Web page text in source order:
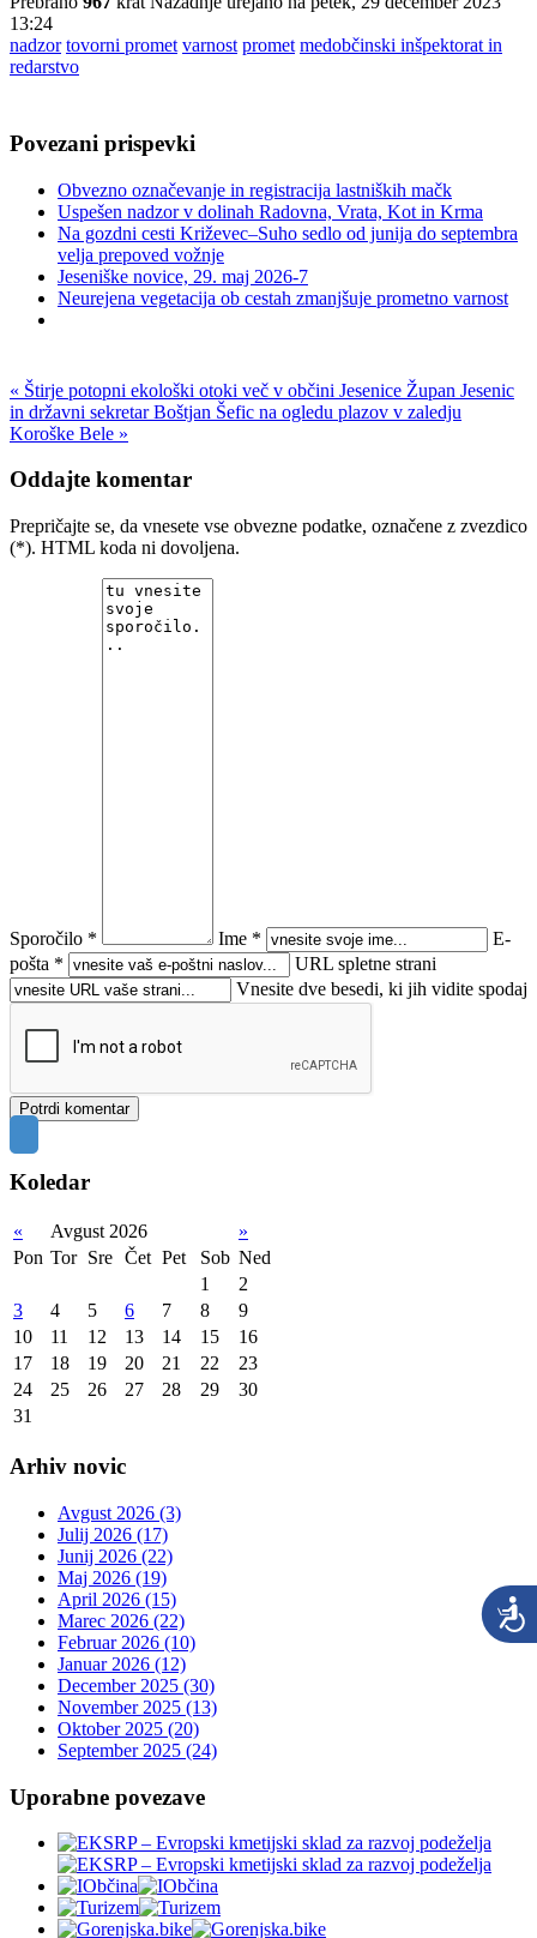
13:24
nadzor tovorni promet varnost promet medobčinski inšpektorat in
redarstvo
Povezani prispevki
Obvezno označevanje in registracija lastniških mačk
Uspešen nadzor v dolinah Radovna, Vrata, Kot in Krma
Na gozdni cesti Križevec–Suho sedlo od junija do septembra
velja prepoved vožnje
Jeseniške novice, 29. maj 2026-7
Neurejena vegetacija ob cestah zmanjšuje prometno varnost
« Štirje potopni ekološki otoki več v občini Jesenice Župan Jesenic
in državni sekretar Boštjan Šefic na ogledu plazov v zaledju
Koroške Bele »
Oddajte komentar
Prepričajte se, da vnesete vse obvezne podatke, označene z zvezdico
(*). HTML koda ni dovoljena.
Sporočilo * Ime *
E-
pošta *
URL spletne strani
Vnesite dve besedi, ki jih vidite spodaj
Koledar
« Avgust 2026
»
Pon Tor Sre Čet Pet Sob Ned
1
2
3
4 5 6 7 8
9
10
11 12 13 14 15
16
17
18 19 20 21 22
23
24
25 26 27 28 29
30
31
Arhiv novic
Avgust 2026 (3)
Julij 2026 (17)
Junij 2026 (22)
Maj 2026 (19)
April 2026 (15)
Marec 2026 (22)
Februar 2026 (10)
Januar 2026 (12)
December 2025 (30)
November 2025 (13)
Oktober 2025 (20)
September 2025 (24)
Uporabne povezave